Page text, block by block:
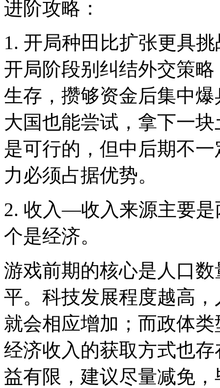
进阶攻略：
1. 开局种田比扩张更具
开局阶段别纠结外交策
生存，攒够资金后集中
大国也能尝试，拿下一
是可行的，但中后期不
力必须占据优势。
2. 收入—收入来源主要
个是经济。
游戏前期的核心是人口
平。科技发展程度越高
就会相应增加；而政体
经济收入的获取方式也
益有限，建议尽量减免